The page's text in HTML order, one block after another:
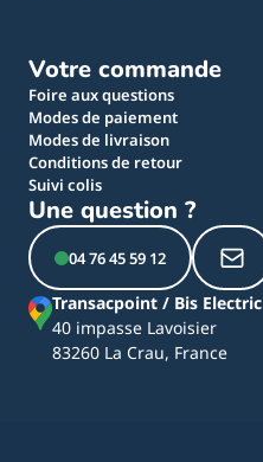
Votre commande
Foire aux questions
Modes de paiement
Modes de livraison
Conditions de retour
Suivi colis
Une question ?
04 76 45 59 12
Transacpoint / Bis Electric
40 impasse Lavoisier
83260 La Crau, France